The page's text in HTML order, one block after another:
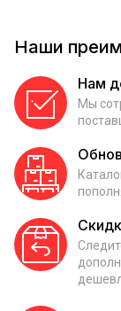
Наши
Нам
Мы